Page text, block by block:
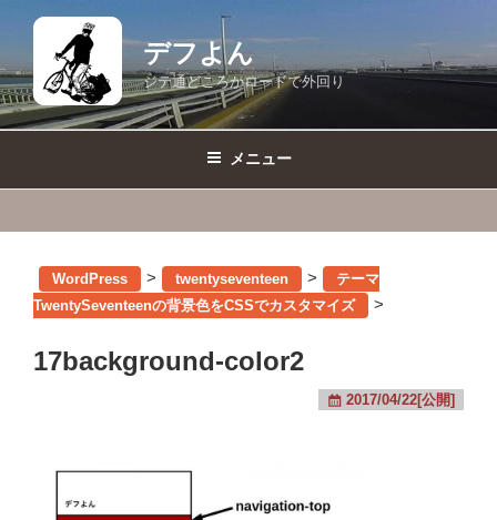
テ
ン
ツ
デフよん
ジテ通どころかロードで外回り
メニュー
WordPress > twentyseventeen >
テーマ
TwentySeventeenの背景色をCSSでカスタマイズ
>
17background-color2
2017/04/22[公開]